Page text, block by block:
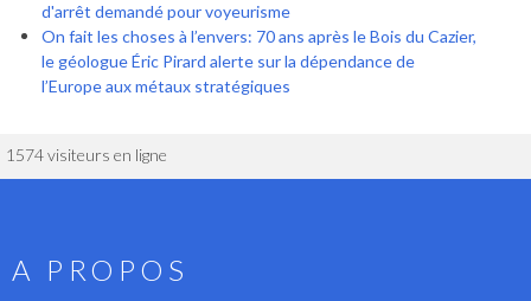
d'arrêt demandé pour voyeurisme
On fait les choses à l’envers: 70 ans après le Bois du Cazier,
le géologue Éric Pirard alerte sur la dépendance de
l’Europe aux métaux stratégiques
1574 visiteurs en ligne
A PROPOS